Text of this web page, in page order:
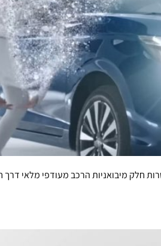
חלק מיבואניות הרכב מעודפי מלאי דרך